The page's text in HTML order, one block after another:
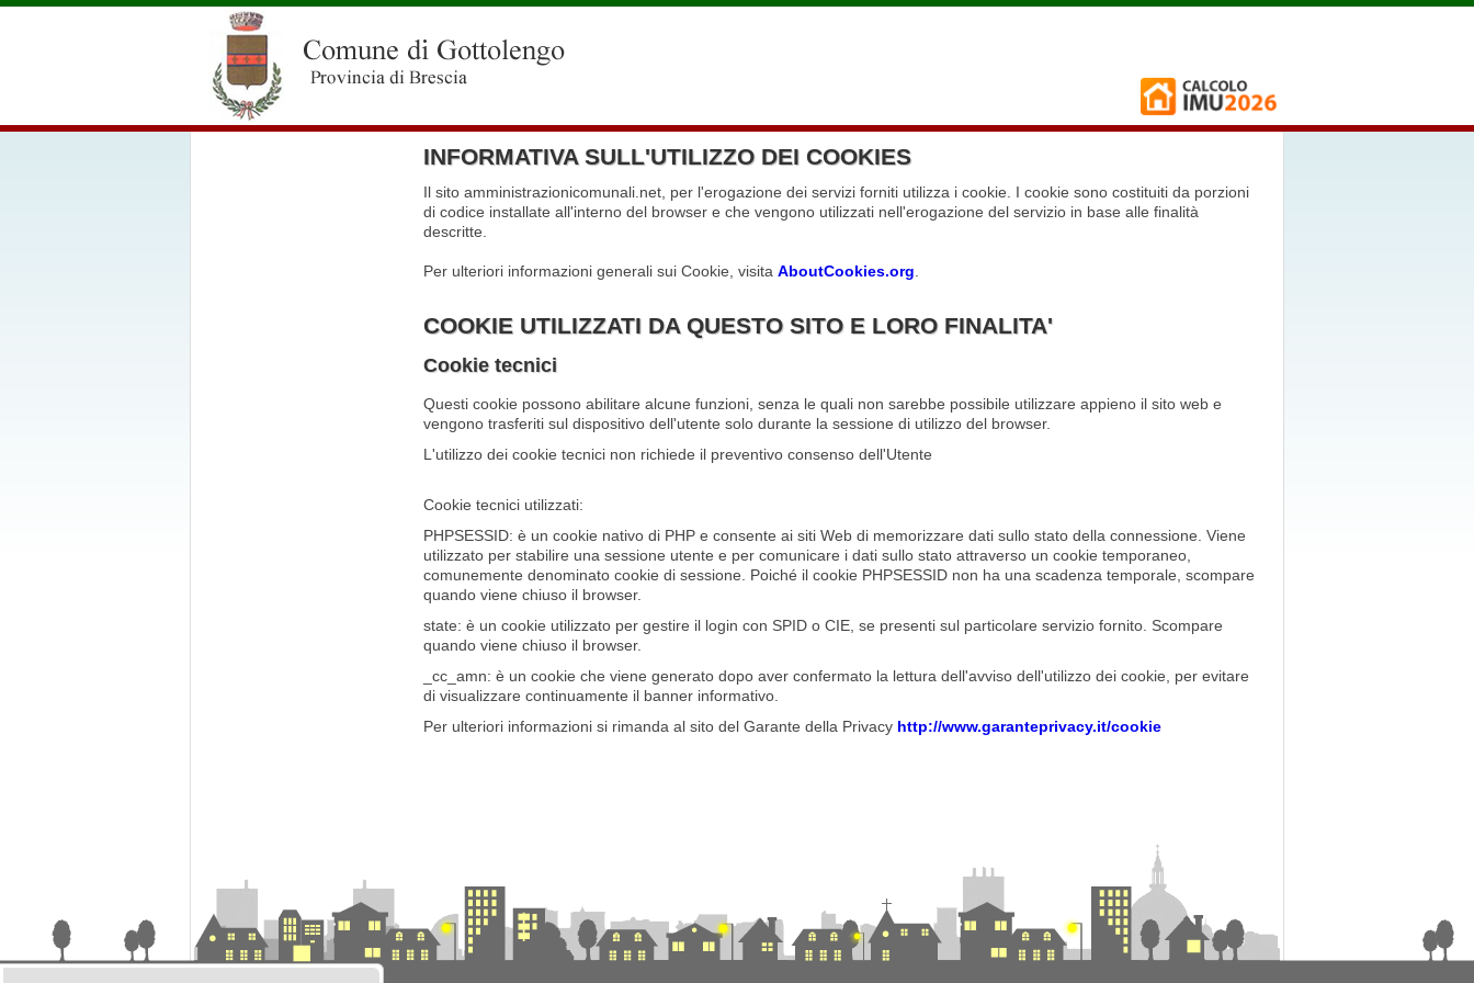
INFORMATIVA SULL'UTILIZZO DEI COOKIES
Il sito amministrazionicomunali.net, per l'erogazione dei servizi forniti utilizza i cookie. I cookie sono costituiti da porzioni
di codice installate all'interno del browser e che vengono utilizzati nell'erogazione del servizio in base alle finalità
descritte.
Per ulteriori informazioni generali sui Cookie, visita AboutCookies.org
COOKIE UTILIZZATI DA QUESTO SITO E LORO FINALITA'
Cookie tecnici
Questi cookie possono abilitare alcune funzioni, senza le quali non sarebbe possibile utilizzare appieno il sito web e
vengono trasferiti sul dispositivo dell'utente solo durante la sessione di utilizzo del browser.
L'utilizzo dei cookie tecnici non richiede il preventivo consenso dell'Utente
Cookie tecnici utilizzati:
PHPSESSID: è un cookie nativo di PHP e consente ai siti Web di memorizzare dati sullo stato della connessione. Viene
utilizzato per stabilire una sessione utente e per comunicare i dati sullo stato attraverso un cookie temporaneo,
comunemente denominato cookie di sessione. Poiché il cookie PHPSESSID non ha una scadenza temporale, scompare
quando viene chiuso il browser.
state: è un cookie utilizzato per gestire il login con SPID o CIE, se presenti sul particolare servizio fornito. Scompare
quando viene chiuso il browser.
_cc_amn: è un cookie che viene generato dopo aver confermato la lettura dell'avviso dell'utilizzo dei cookie, per evitare
di visualizzare continuamente il banner informativo.
Per ulteriori informazioni si rimanda al sito del Garante della Privacy http://www.garanteprivacy.it/cookie